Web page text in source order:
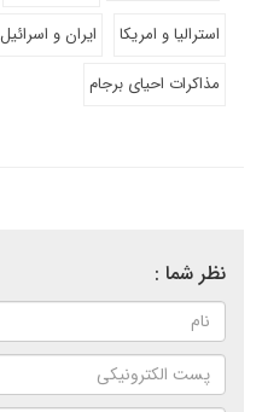
استرالیا و امریکا
ایران و اسرائیل
مذاکرات احیای برجام
نظر شما :